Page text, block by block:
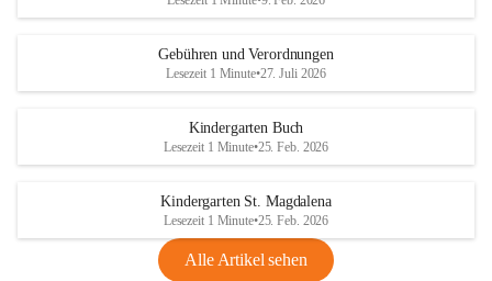
Gebühren und Verordnungen
Lesezeit 1 Minute•27. Juli 2026
Kindergarten Buch
Lesezeit 1 Minute•25. Feb. 2026
Kindergarten St. Magdalena
Lesezeit 1 Minute•25. Feb. 2026
Alle Artikel sehen